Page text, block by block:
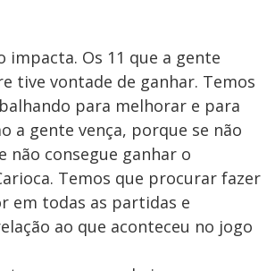
impacta. Os 11 que a gente
tive vontade de ganhar. Temos
para melhorar e para
a gente vença, porque se não
não consegue ganhar o
Temos que procurar fazer
em todas as partidas e
ao que aconteceu no jogo